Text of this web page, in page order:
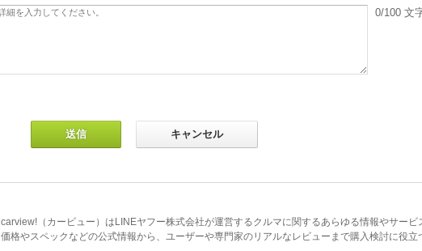
0/100 文
carview!（カービュー）はLINEヤフー株式会社が運営するクルマに関するあらゆる情報やサービ
価格やスペックなどの公式情報から、ユーザーや専門家のリアルなレビューまで購入検討に役立